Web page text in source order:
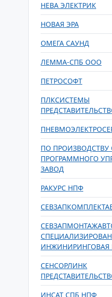
НЕВА ЭЛЕКТРИК
НОВАЯ ЭРА
ОМЕГА САУНД
ЛЕММА-СПБ ООО
ПЕТРОСОФТ
ПЛКСИСТЕМЫ
ПО ПРОИЗВОДСТВУ
ПРОГРАММНОГО
ЗАВОД
РАКУРС НПФ
СЕНСОРЛИНК
ИНСАТ СПБ НПФ